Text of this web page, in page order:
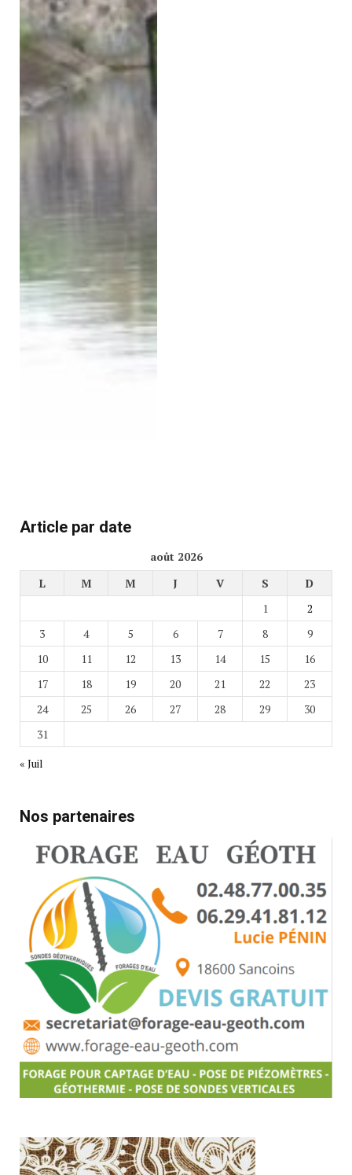
Article par date
août 2026
L
M M J V S
D
1
2
3
4 5 6 7 8
9
10
11 12 13 14 15
16
17
18 19 20 21 22
23
24
25 26 27 28 29
30
31
« Juil
Nos partenaires